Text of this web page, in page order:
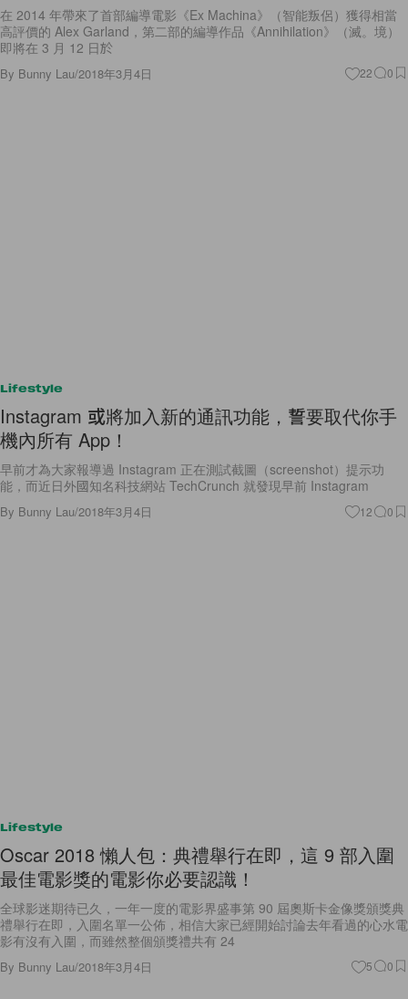
在 2014 年帶來了首部編導電影《Ex Machina》（智能叛侶）獲得相當
高評價的 Alex Garland，第二部的編導作品《Annihilation》（滅。境）
即將在 3 月 12 日於
By Bunny Lau/2018年3月4日 22 0
Lifestyle
Instagram 或將加入新的通訊功能，誓要取代你手
機內所有 App！
早前才為大家報導過 Instagram 正在測試截圖（screenshot）提示功
能，而近日外國知名科技網站 TechCrunch 就發現早前 Instagram
By Bunny Lau/2018年3月4日 12 0
Lifestyle
Oscar 2018 懶人包：典禮舉行在即，這 9 部入圍
最佳電影獎的電影你必要認識！
全球影迷期待已久，一年一度的電影界盛事第 90 屆奧斯卡金像獎頒獎典
禮舉行在即，入圍名單一公佈，相信大家已經開始討論去年看過的心水電
影有沒有入圍，而雖然整個頒獎禮共有 24
By Bunny Lau/2018年3月4日 5 0